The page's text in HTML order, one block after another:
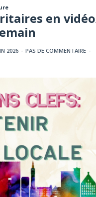
en
2026 - PAS DE COMMENTAIRE -